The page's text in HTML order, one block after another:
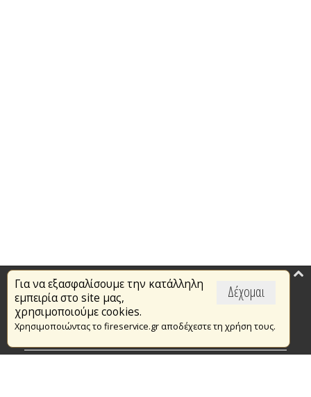
Δέχομαι
Για να εξασφαλίσουμε την κατάλληλη
εμπειρία στο site μας,
χρησιμοποιούμε cookies.
Χρησιμοποιώντας το fireservice.gr αποδέχεστε τη χρήση τους.
Επικαιρότητα
Το Πυροσβεστικό Σώμα